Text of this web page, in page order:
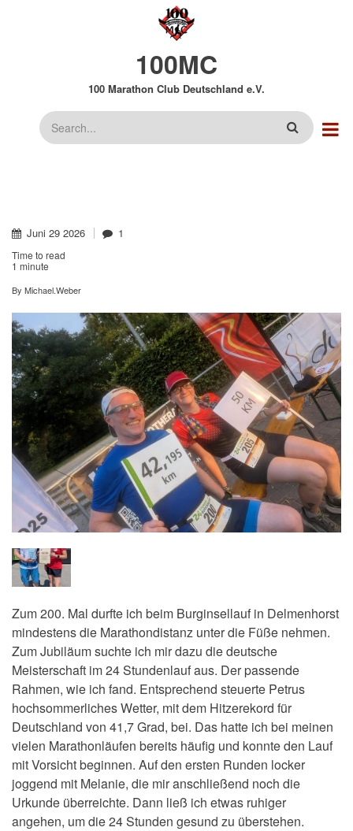
100MC
100 Marathon Club Deutschland e.V.
Suche
Juni 29 2026 1
Time to read
1 minute
By Michael.Weber
Zum 200. Mal durfte ich beim Burginsellauf in Delmenhorst
mindestens die Marathondistanz unter die Füße nehmen.
Zum Jubiläum suchte ich mir dazu die deutsche
Meisterschaft im 24 Stundenlauf aus. Der passende
Rahmen, wie ich fand. Entsprechend steuerte Petrus
hochsommerliches Wetter, mit dem Hitzerekord für
Deutschland von 41,7 Grad, bei. Das hatte ich bei meinen
vielen Marathonläufen bereits häufig und konnte den Lauf
mit Vorsicht beginnen. Auf den ersten Runden locker
joggend mit Melanie, die mir anschließend noch die
Urkunde überreichte. Dann ließ ich etwas ruhiger
angehen, um die 24 Stunden gesund zu überstehen.